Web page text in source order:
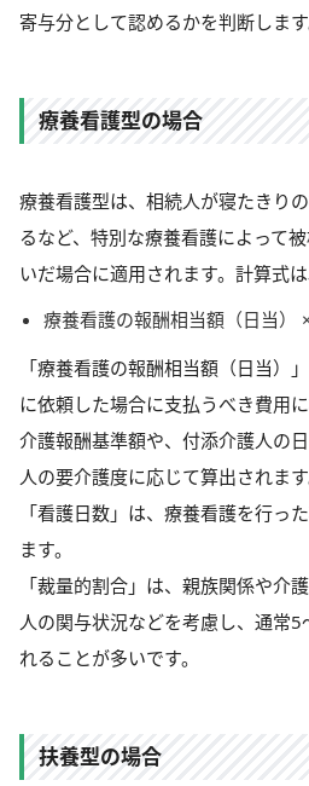
寄与分として認めるかを判断します
療養看護型の場合
療養看護型は、相続人が寝たきり
るなど、特別な療養看護によって
いだ場合に適用されます。計算式は
療養看護の報酬相当額（日当）
「療養看護の報酬相当額（日当）
に依頼した場合に支払うべき費用
介護報酬基準額や、付添介護人の
人の要介護度に応じて算出されます
「看護日数」は、療養看護を行っ
ます。
「裁量的割合」は、親族関係や介
人の関与状況などを考慮し、通常
れることが多いです。
扶養型の場合